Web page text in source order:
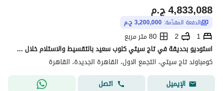
ج.م4,833,088
الدفعة المقدّمة: 3,200,000 ج.م
1
2
80 متر مربع
استوديو بحديقة في تاج سيتي كلوب سعيد بالتقسيط والاستلام خلال سنتين
كومباوند تاج سيتي، التجمع الاول، القاهرة الجديدة، القاهرة
الإيميل
اتصل